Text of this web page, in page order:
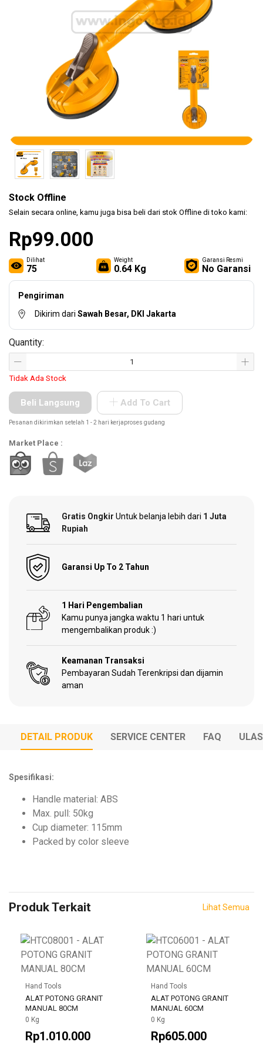
Stock Offline
Selain secara online, kamu juga bisa beli dari stok Offline di toko kami:
Rp99.000
Dilihat
75
Weight
0.64 Kg
Garansi Resmi
No Garansi
Pengiriman
Dikirim dari Sawah Besar, DKI Jakarta
Quantity:
Tidak Ada Stock
Beli Langsung Add To Cart
Pesanan dikirimkan setelah 1 - 2 hari kerjaproses gudang
Market Place :
Gratis Ongkir Untuk belanja lebih dari 1 Juta
Rupiah
Garansi Up To 2 Tahun
1 Hari Pengembalian
Kamu punya jangka waktu 1 hari untuk
mengembalikan produk :)
Keamanan Transaksi
Pembayaran Sudah Terenkripsi dan dijamin
aman
DETAIL PRODUK SERVICE CENTER FAQ
Spesifikasi:
Handle material: ABS
Max. pull: 50kg
Cup diameter: 115mm
Packed by color sleeve
Produk Terkait Lihat Semua
Hand Tools
ALAT POTONG GRANIT
MANUAL 80CM
0 Kg
Rp1.010.000
Hand Tools
ALAT POTONG GRANIT
MANUAL 60CM
0 Kg
Rp605.000
Tools
Accessories
Other
Tools
Hardware
Tools
Tools
Garden
Tools
Sparepart